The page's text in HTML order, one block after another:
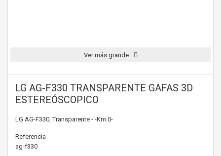
Ver más grande
LG AG-F330 TRANSPARENTE GAFAS 3D
ESTEREÓSCOPICO
LG AG-F330, Transparente - -Km.0-
Referencia
ag-f330